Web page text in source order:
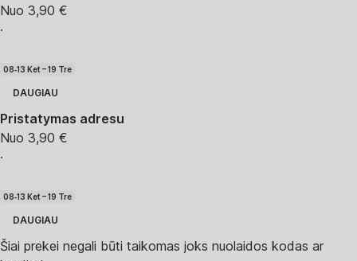
Nuo 3,90 €
·
08‑13 Ket – 19 Tre
DAUGIAU
Pristatymas adresu
Nuo 3,90 €
·
08‑13 Ket – 19 Tre
DAUGIAU
Šiai prekei negali būti taikomas joks nuolaidos kodas ar